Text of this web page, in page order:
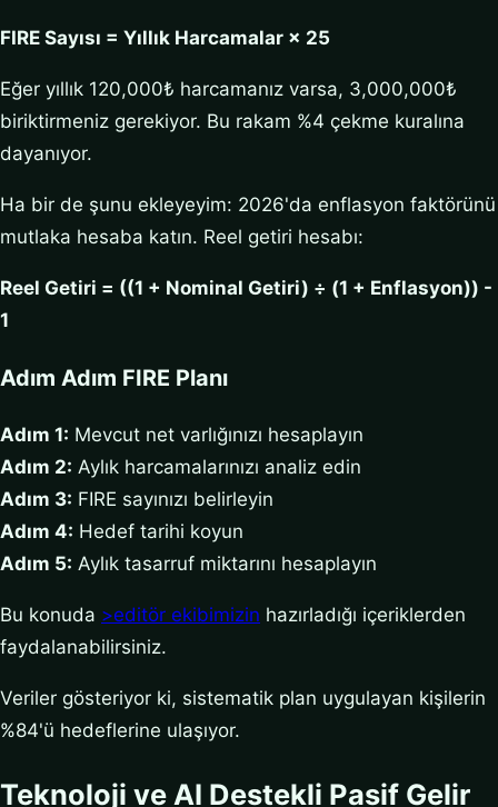
FIRE Sayısı = Yıllık Harcamalar × 25
Eğer yıllık 120,000₺ harcamanız varsa, 3,000,000₺
biriktirmeniz gerekiyor. Bu rakam %4 çekme kuralına
dayanıyor.
Ha bir de şunu ekleyeyim: 2026'da enflasyon faktörünü
mutlaka hesaba katın. Reel getiri hesabı:
Reel Getiri = ((1 + Nominal Getiri) ÷ (1 + Enflasyon)) -
1
Adım Adım FIRE Planı
Adım 1: Mevcut net varlığınızı hesaplayın
Adım 2: Aylık harcamalarınızı analiz edin
Adım 3: FIRE sayınızı belirleyin
Adım 4: Hedef tarihi koyun
Adım 5: Aylık tasarruf miktarını hesaplayın
Bu konuda >editör ekibimizin hazırladığı içeriklerden
faydalanabilirsiniz.
Veriler gösteriyor ki, sistematik plan uygulayan kişilerin
%84'ü hedeflerine ulaşıyor.
Teknoloji ve AI Destekli Pasif Gelir